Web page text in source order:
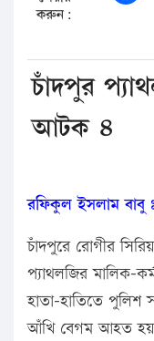
করুন:
চাঁদপুর
আটক ৪
রফিকুল ইসলাম বাবু
চাঁদপুরে রোগীর
প্যাথলজির মালিক-
হাতা-হাতিতে পুলিশ
আঁখি বেগম আহত হয়।